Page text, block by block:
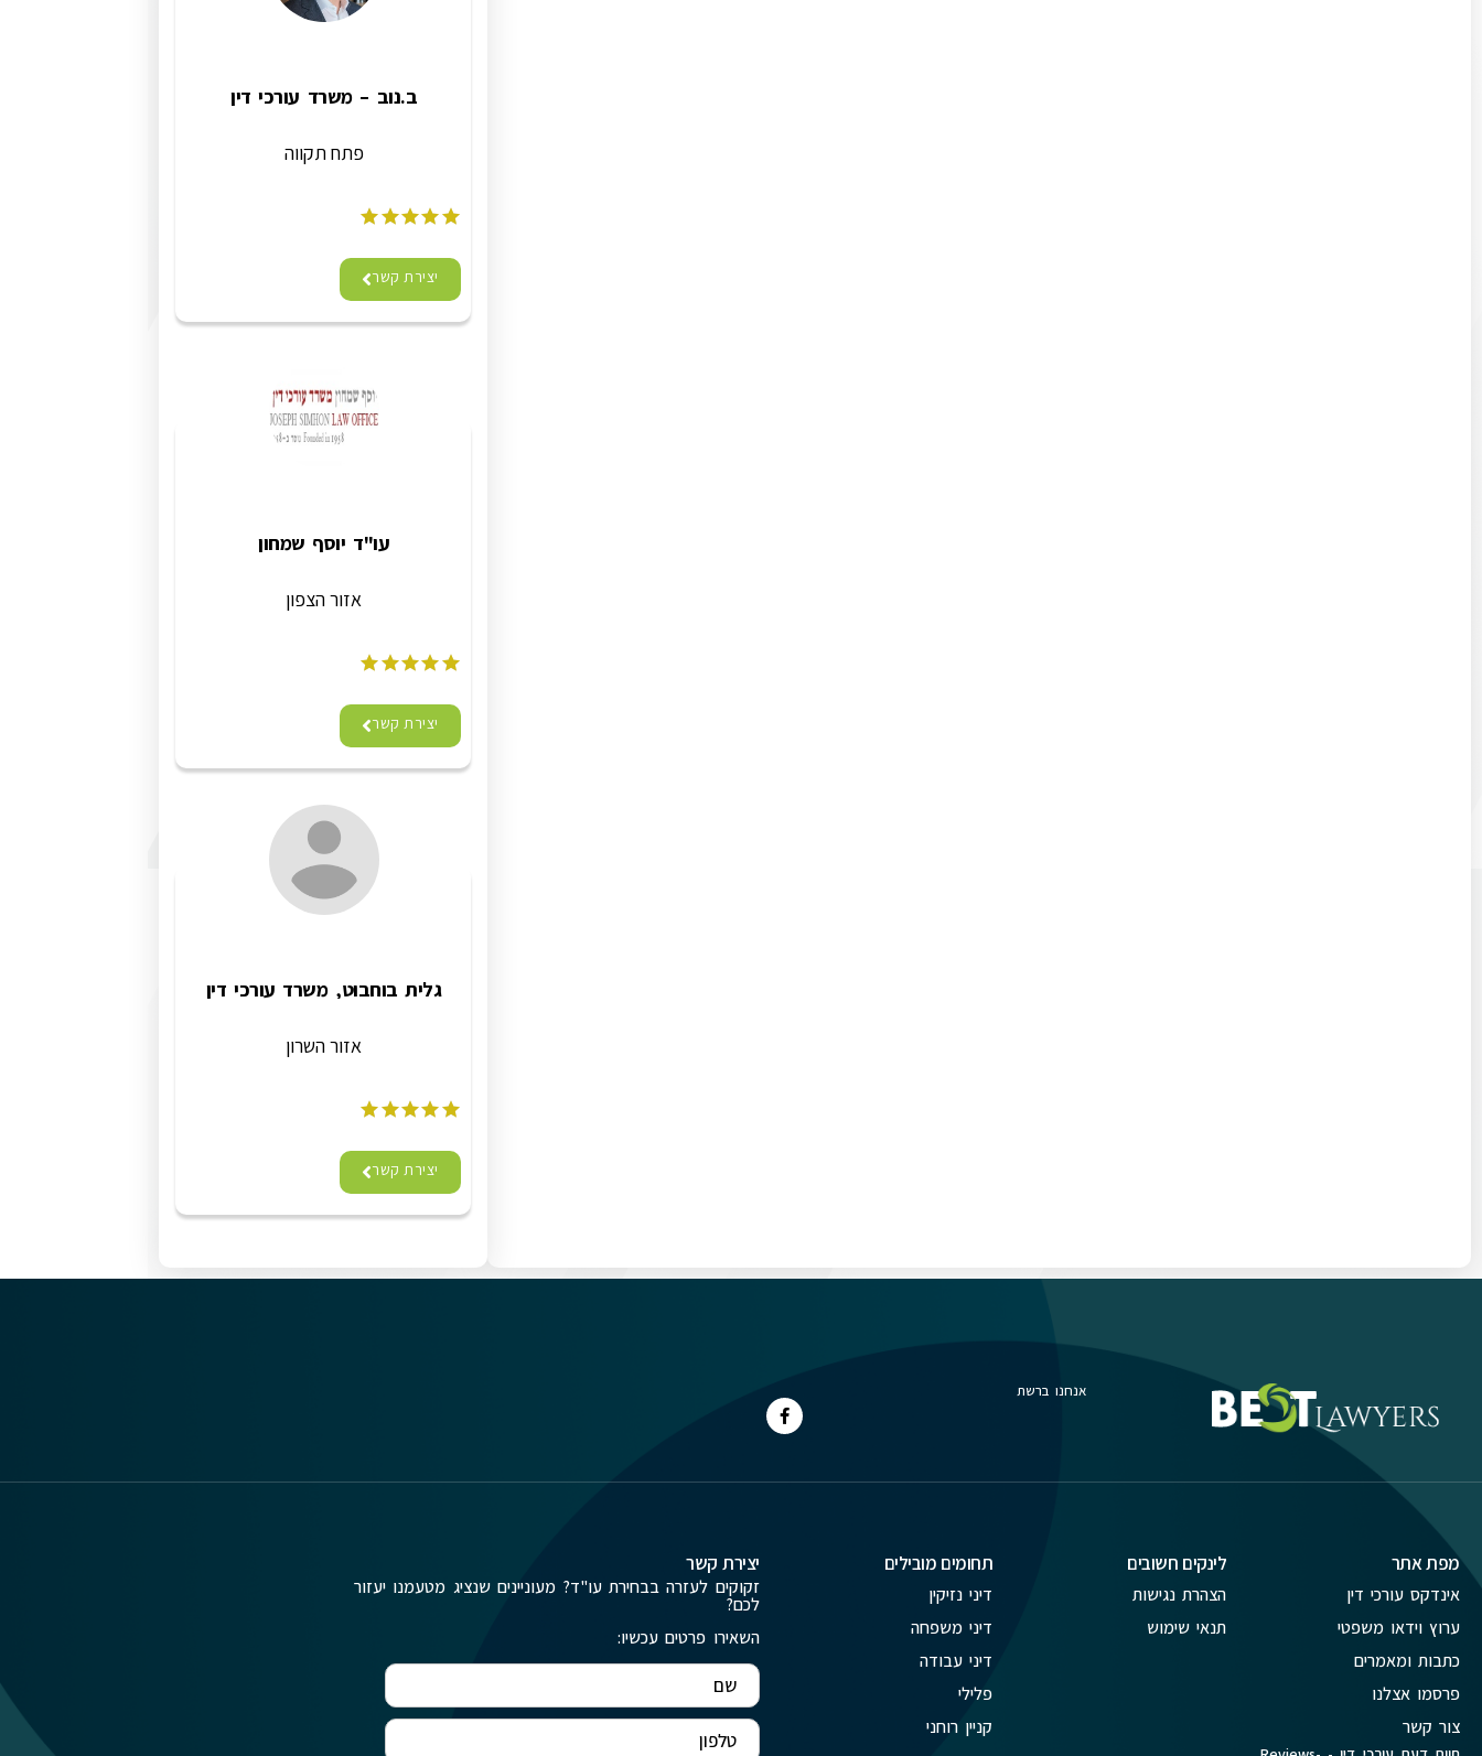
ב.נוב – משרד עורכי דין
פתח תקווה
יצירת קשר
עו"ד יוסף שמחון
אזור הצפון
יצירת קשר
גלית בוחבוט, משרד עורכי דין
אזור השרון
יצירת קשר
אנחנו ברשת
מפת אתר
אינדקס עורכי דין
ערוץ וידאו משפטי
כתבות ומאמרים
פרסמו אצלנו
צור קשר
לינקים חשובים
הצהרת נגישות
תנאי שימוש
תחומים מובילים
דיני נזיקין
דיני משפחה
דיני עבודה
פלילי
קניין רוחני
יצירת קשר
זקוקים לעזרה בבחירת עו"ד? מעוניינים שנציג מטעמנו יעזור
לכם?
השאירו פרטים עכשיו: